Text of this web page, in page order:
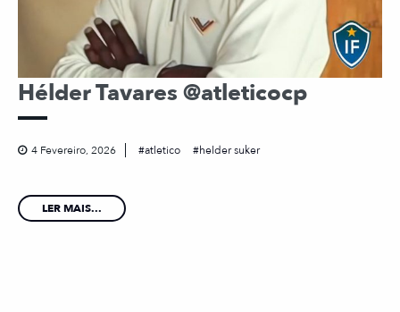
Hélder Tavares @atleticocp
4 Fevereiro, 2026 atletico helder suker
LER MAIS...